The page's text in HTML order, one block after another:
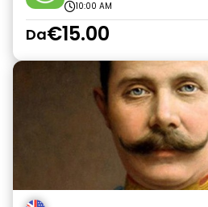
10:00 AM
Da€15.00